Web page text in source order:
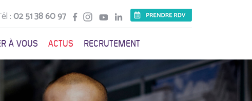
:02 51 38 60 97
À VOUS ACTUS RECRUTEMENT